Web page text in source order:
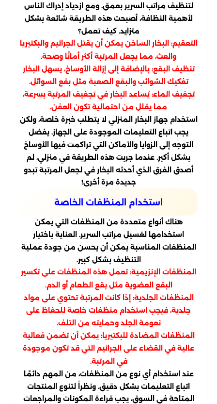
لتنظيف مراتب السرير بعمق. ومع ازدياد إدراك الناس
لأهمية النظافة، أصبحت هذه الطريقة شائعة بشكل
متزايد. كيف تعمل؟
التعقيم: البخار الساخن يمكن أن يقتل الجراثيم والبكتيريا
والعث، مما يجعل المرتبة أكثر أمانًا وصحة.
تنظيف البقع: بالإضافة إلى إزالة الأوساخ، يسهل البخار
تفكيك الشوائب والبقع الصعبة مثل بقع السوائل.
تجفيف الماء: يُساعد البخار في تجفيف المرتبة بسرعة،
مما يقلل من احتمالية تكون العفن.
استخدام جهاز البخار المنزلي لا يتطلب خبرة خاصة، ولكن
يجب اتباع التعليمات الموجودة على الجهاز. يفضل
التوجه إلى الزوايا والأماكن التي تراكمت فيها الأوساخ
بشكل أكبر. عندما جربت هذه الطريقة في منزلي، لم
أصدق الفرق الذي أحدثه البخار في لجعل المرتبة تبدو
جديدة مرة أخرى!
استخدام المنظفات الخاصة
هناك أنواع متعددة من المنظفات التي يمكن
استخدامها لغسيل مراتب السرير. العناية باختيار
المنظفات المناسبة يمكن أن يحسن من جودة عملية
التنظيف بشكل كبير.
المنظفات الإنزيمية: تعمل هذه المنظفات على تكسير
البقع العضوية مثل بقع الطعام أو الدم.
المنظفات الجلدية: إذا كانت المرتبة تحتوي على مواد
جلدية، فيجب استخدام منظفات خاصة للحفاظ على
نعومة الجلد وحمايته من التلف.
المنظفات المضادة للبكتيريا: يمكن أن تضمن فعالية
عالية في القضاء على الجراثيم التي قد تكون موجودة
في المرتبة.
عند استخدام أي نوع من المنظفات، من المهم دائمًا
اتباع التعليمات بشكل دقيق. ونظراً لتنوع المنتجات
المتاحة في السوق، يجب قراءة المكونات والمراجعات